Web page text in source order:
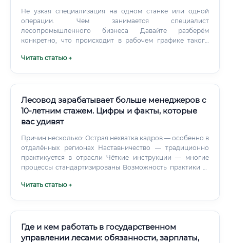
Не узкая специализация на одном станке или одной
операции. Чем занимается специалист
лесопромышленного бизнеса Давайте разберём
конкретно, что происходит в рабочем графике такого
Читать статью →
Лесовод зарабатывает больше менеджеров с
10-летним стажем. Цифры и факты, которые
вас удивят
Причин несколько: Острая нехватка кадров — особенно в
отдалённых регионах Наставничество — традиционно
практикуется в отрасли Чёткие инструкции — многие
процессы стандартизированы Возможность практики —
⚠️ Тем не менее для отдельных должностей (например,
Читать статью →
Где и кем работать в государственном
управлении лесами: обязанности, зарплаты,